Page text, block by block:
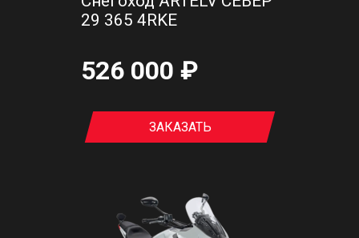
29 365 4RKE
526 000 ₽
ЗАКАЗАТЬ